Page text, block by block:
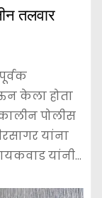
तलवार
केला होता
पोलीस
यांना
यांनी…